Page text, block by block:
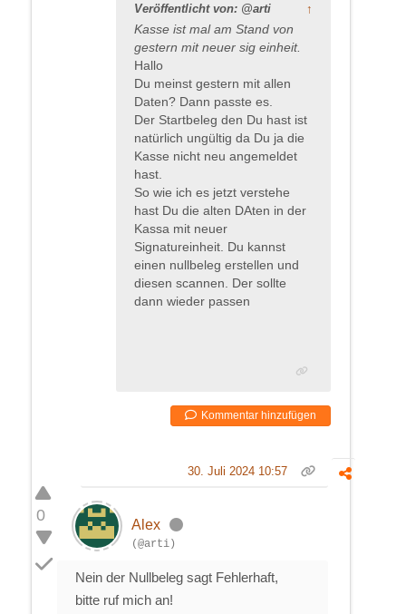
Veröffentlicht von: @arti ↑
Kasse ist mal am Stand von
gestern mit neuer sig einheit.
Hallo
Du meinst gestern mit allen
Daten? Dann passte es.
Der Startbeleg den Du hast ist
natürlich ungültig da Du ja die
Kasse nicht neu angemeldet
hast.
So wie ich es jetzt verstehe
hast Du die alten DAten in der
Kassa mit neuer
Signatureinheit. Du kannst
einen nullbeleg erstellen und
diesen scannen. Der sollte
dann wieder passen
Kommentar hinzufügen
0
30. Juli 2024 10:57
Alex
(@arti)
Nein der Nullbeleg sagt Fehlerhaft,
bitte ruf mich an!